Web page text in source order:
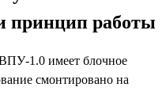
принцип работы
1.0 имеет блочное
смонтировано на